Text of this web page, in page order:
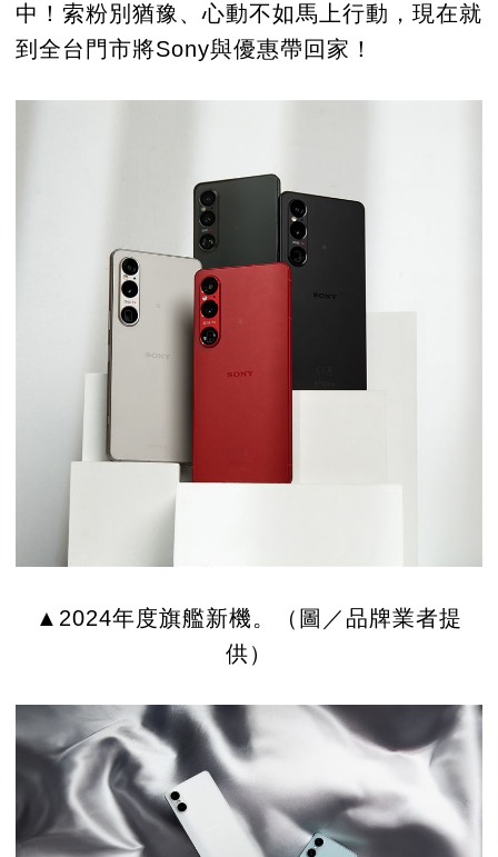
中！索粉別猶豫、心動不如馬上行動，現在就
到全台門市將Sony與優惠帶回家！
▲2024年度旗艦新機。（圖／品牌業者提
供）